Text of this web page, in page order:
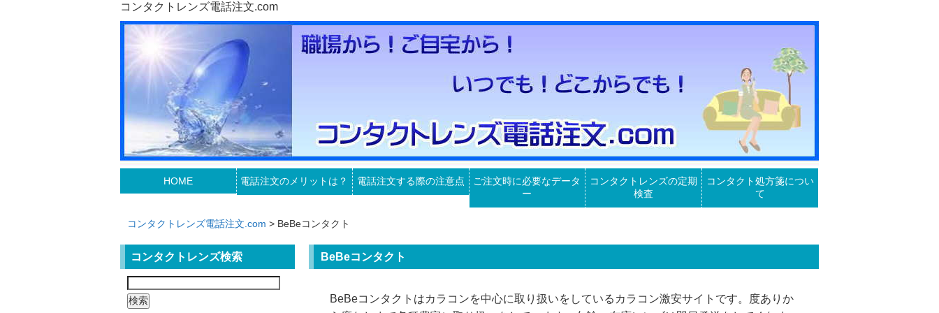
コンタクトレンズ電話注文.com
HOME 電話注文のメリットは？ 電話注文する際の注意点
ご注文時に必要なデータ
ー
コンタクトレンズの定期
検査
コンタクト処方箋につい
て
コンタクトレンズ電話注文.com > BeBeコンタクト
BeBeコンタクト
BeBeコンタクトはカラコンを中心に取り扱いをしているカラコン激安サイトです。度ありか
コンタクトレンズ検索
検
索: